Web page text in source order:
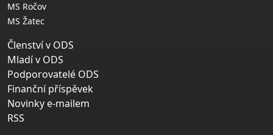
MS Ročov
MS Žatec
Členství v ODS
Mladí v ODS
Podporovatelé ODS
Finanční příspěvek
Novinky e-mailem
RSS